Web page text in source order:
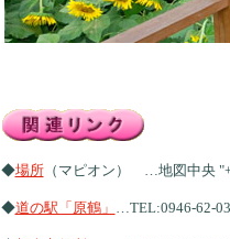
◆場所（マピオン） …地図中央
◆道の駅「原鶴」 …TEL:0946-62-